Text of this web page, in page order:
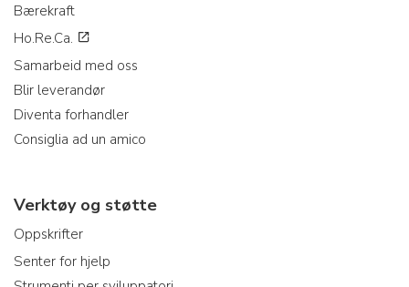
Bærekraft
Ho.Re.Ca.
Samarbeid med oss
Blir leverandør
Diventa forhandler
Consiglia ad un amico
Verktøy og støtte
Oppskrifter
Senter for hjelp